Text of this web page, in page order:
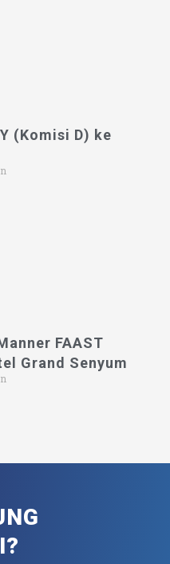
(Komisi D) ke
FAAST
Grand Senyum